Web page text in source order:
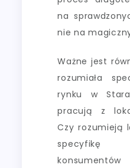
na
nie na
Ważne jest
rozumiała
rynku w
pracują z
Czy rozumieją